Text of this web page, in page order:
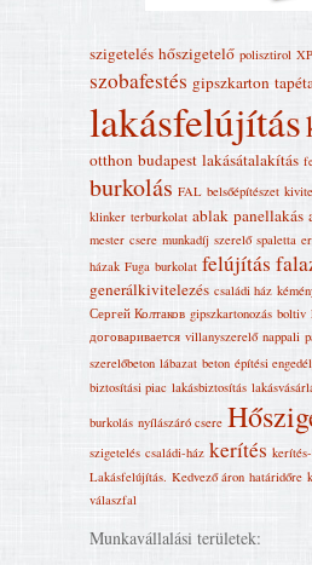
szigetelés hőszigetelő polisztirol
szobafestés gipszkarton
lakásfelújítás
otthon budapest lakásátalakítás
burkolás FAL belsőépítészet
klinker terburkolat ablak panellakás
mester csere munkadíj szerelő spaletta
házak Fuga burkolat felújítás
generálkivitelezés családi ház
Сергей Колтаков gipszkartonozás boltiv
договаривается villanyszerelő nappali
szerelőbeton lábazat beton építési
biztosítási piac lakásbiztosítás
burkolás nyílászáró csere
szigetelés családi-ház kerítés
Lakásfelújítás‎. Kedvező áron határidőre
válaszfal
Munkavállalási területek: